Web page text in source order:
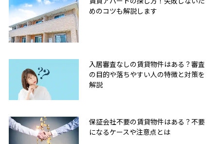
めのコツも解説します
入居審査なしの賃貸物件はある？審査
の目的や落ちやすい人の特徴と対策を
解説
保証会社不要の賃貸物件はある？不要
になるケースや注意点とは